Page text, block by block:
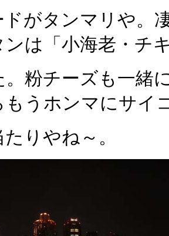
がタンマリや。
は「小海老・チ
。粉チーズも一緒
もうホンマにサイ
りやね～。